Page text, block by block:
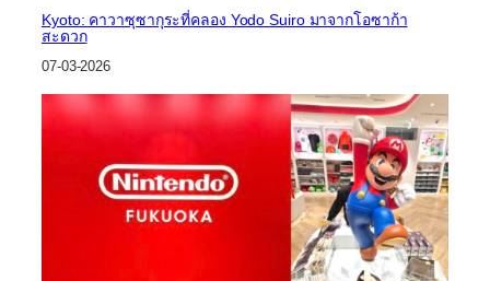
Kyoto: คาวาซุซากุระที่คลอง Yodo Suiro มาจากโอซาก้า
สะดวก
07-03-2026